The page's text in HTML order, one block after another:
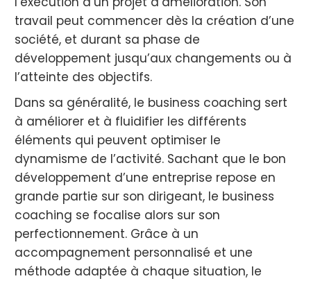
travail peut commencer dès la création d’une
société, et durant sa phase de
développement jusqu’aux changements ou à
l’atteinte des objectifs.
Dans sa généralité, le business coaching sert
à améliorer et à fluidifier les différents
éléments qui peuvent optimiser le
dynamisme de l’activité. Sachant que le bon
développement d’une entreprise repose en
grande partie sur son dirigeant, le business
coaching se focalise alors sur son
perfectionnement. Grâce à un
accompagnement personnalisé et une
méthode adaptée à chaque situation, le